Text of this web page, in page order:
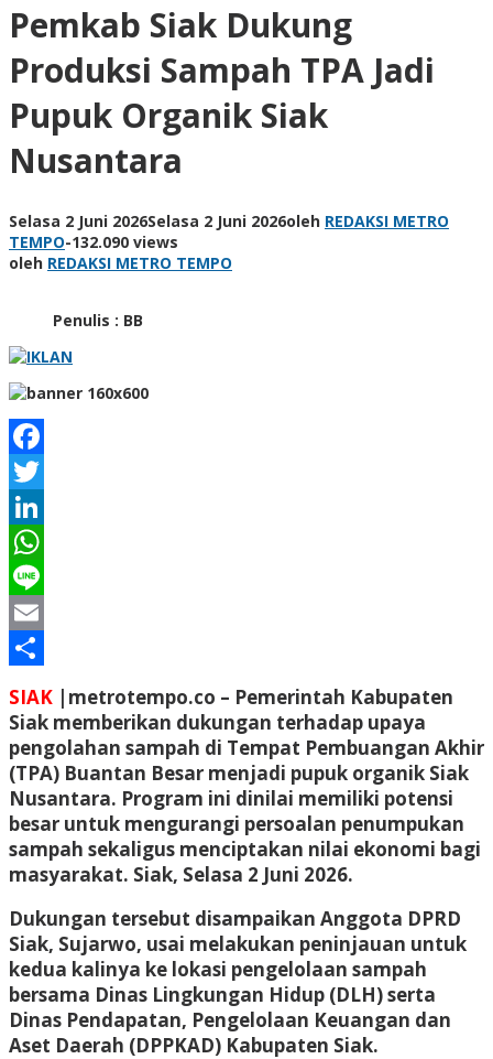
Pemkab Siak Dukung
Produksi Sampah TPA Jadi
Pupuk Organik Siak
Nusantara
Selasa 2 Juni 2026Selasa 2 Juni 2026oleh REDAKSI METRO
TEMPO-132.090 views
oleh REDAKSI METRO TEMPO
Penulis : BB
Facebook
Twitter
LinkedIn
WhatsApp
Line
Email
Share
SIAK | metrotempo.co – Pemerintah Kabupaten
Siak memberikan dukungan terhadap upaya
pengolahan sampah di Tempat Pembuangan Akhir
(TPA) Buantan Besar menjadi pupuk organik Siak
Nusantara. Program ini dinilai memiliki potensi
besar untuk mengurangi persoalan penumpukan
sampah sekaligus menciptakan nilai ekonomi bagi
masyarakat. Siak, Selasa 2 Juni 2026.
Dukungan tersebut disampaikan Anggota DPRD
Siak, Sujarwo, usai melakukan peninjauan untuk
kedua kalinya ke lokasi pengelolaan sampah
bersama Dinas Lingkungan Hidup (DLH) serta
Dinas Pendapatan, Pengelolaan Keuangan dan
Aset Daerah (DPPKAD) Kabupaten Siak.